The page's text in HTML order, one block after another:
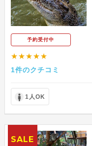
予約受付中
★★★★★
1件のクチコミ
1人OK
SALE